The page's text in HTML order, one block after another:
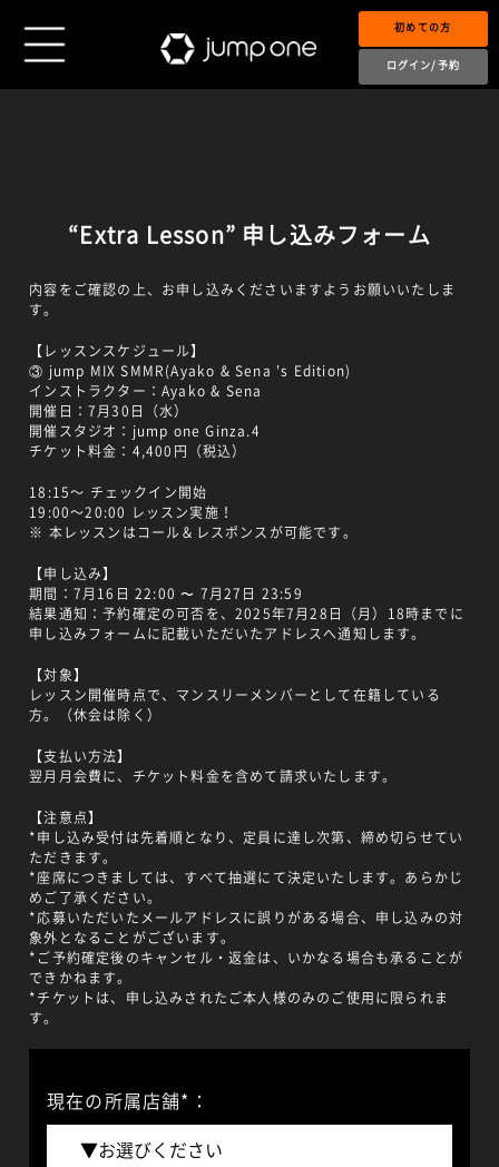
初めての方
ログイン/予約
“Extra Lesson” 申し込みフォーム
内容をご確認の上、お申し込みくださいますようお願いいたしま
す。
【レッスンスケジュール】
③ jump MIX SMMR(Ayako & Sena 's Edition)
インストラクター：Ayako & Sena
開催日：7月30日（水）
開催スタジオ：jump one Ginza.4
チケット料金：4,400円（税込）
18:15～ チェックイン開始
19:00～20:00 レッスン実施！
※ 本レッスンはコール＆レスポンスが可能です。
【申し込み】
期間：7月16日 22:00 〜 7月27日 23:59
結果通知：予約確定の可否を、2025年7月28日（月）18時までに
申し込みフォームに記載いただいたアドレスへ通知します。
【対象】
レッスン開催時点で、マンスリーメンバーとして在籍している
方。（休会は除く）
【支払い方法】
翌月月会費に、チケット料金を含めて請求いたします。
【注意点】
*申し込み受付は先着順となり、定員に達し次第、締め切らせてい
ただきます。
*座席につきましては、すべて抽選にて決定いたします。あらかじ
めご了承ください。
*応募いただいたメールアドレスに誤りがある場合、申し込みの対
象外となることがございます。
*ご予約確定後のキャンセル・返金は、いかなる場合も承ることが
できかねます。
*チケットは、申し込みされたご本人様のみのご使用に限られま
す。
現在の所属店舗*：